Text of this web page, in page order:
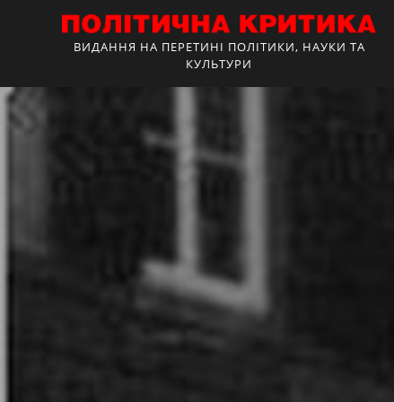
ВИДАННЯ НА ПЕРЕТИНІ ПОЛІТИКИ, НАУКИ ТА
КУЛЬТУРИ